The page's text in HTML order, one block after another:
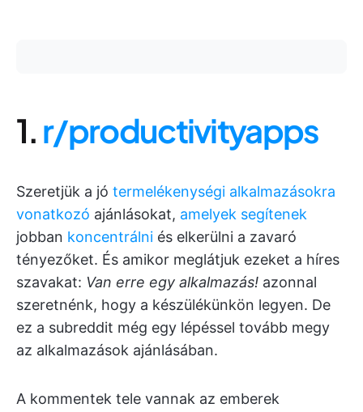
1.r/productivityapps
Szeretjük a jó termelékenységi alkalmazásokra
vonatkozó ajánlásokat, amelyek segítenek
jobban koncentrálni és elkerülni a zavaró
tényezőket. És amikor meglátjuk ezeket a híres
szavakat: Van erre egy alkalmazás! azonnal
szeretnénk, hogy a készülékünkön legyen. De
ez a subreddit még egy lépéssel tovább megy
az alkalmazások ajánlásában.
A kommentek tele vannak az emberek